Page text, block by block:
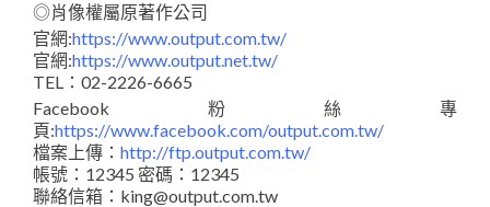
◎肖像權屬原著作公司
官網:https://www.output.com.tw/
官網:https://www.output.net.tw/
TEL：02-2226-6665
Facebook粉絲專
頁:https://www.facebook.com/output.com.tw/
檔案上傳： http://ftp.output.com.tw/
帳號：12345 密碼：12345
聯絡信箱：king@output.com.tw